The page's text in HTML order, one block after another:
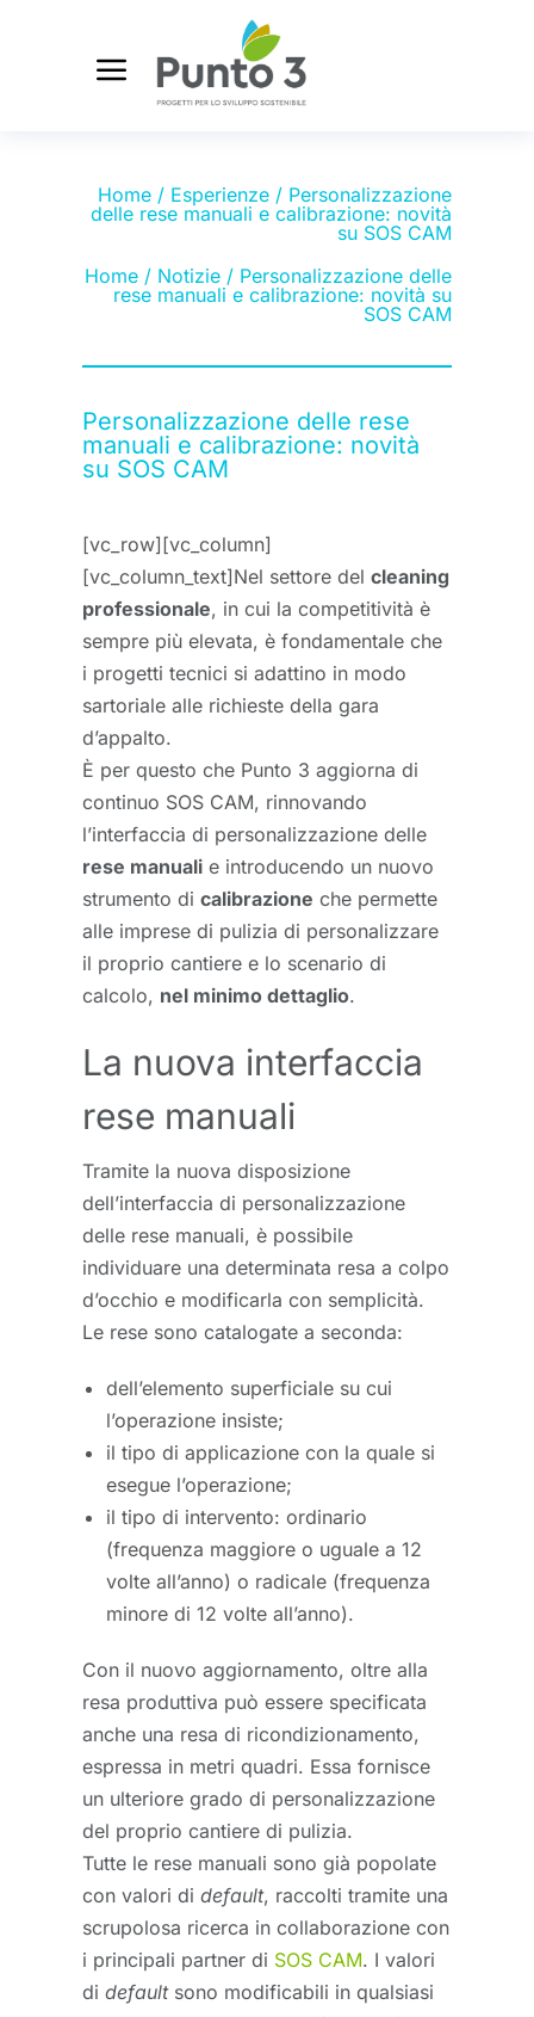
Home / Esperienze / Personalizzazione
delle rese manuali e calibrazione: novità
su SOS CAM
Home / Notizie / Personalizzazione delle
rese manuali e calibrazione: novità su
SOS CAM
Personalizzazione delle rese
manuali e calibrazione: novità
su SOS CAM
[vc_row][vc_column]
[vc_column_text]Nel settore del cleaning
professionale, in cui la competitività è
sempre più elevata, è fondamentale che
i progetti tecnici si adattino in modo
sartoriale alle richieste della gara
d’appalto.
È per questo che Punto 3 aggiorna di
continuo SOS CAM, rinnovando
l’interfaccia di personalizzazione delle
rese manuali e introducendo un nuovo
strumento di calibrazione che permette
alle imprese di pulizia di personalizzare
il proprio cantiere e lo scenario di
calcolo, nel minimo dettaglio.
La nuova interfaccia
rese manuali
Tramite la nuova disposizione
dell’interfaccia di personalizzazione
delle rese manuali, è possibile
individuare una determinata resa a colpo
d’occhio e modificarla con semplicità.
Le rese sono catalogate a seconda:
dell’elemento superficiale su cui
l’operazione insiste;
il tipo di applicazione con la quale si
esegue l’operazione;
il tipo di intervento: ordinario
(frequenza maggiore o uguale a 12
volte all’anno) o radicale (frequenza
minore di 12 volte all’anno).
Con il nuovo aggiornamento, oltre alla
resa produttiva può essere specificata
anche una resa di ricondizionamento,
espressa in metri quadri. Essa fornisce
un ulteriore grado di personalizzazione
del proprio cantiere di pulizia.
Tutte le rese manuali sono già popolate
con valori di default, raccolti tramite una
scrupolosa ricerca in collaborazione con
i principali partner di SOS CAM. I valori
di defaultsono modificabili in qualsiasi